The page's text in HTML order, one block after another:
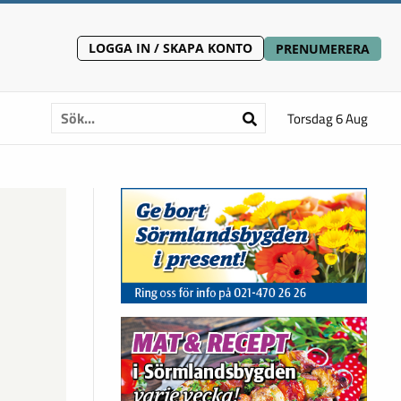
LOGGA IN / SKAPA KONTO PRENUMERERA
Torsdag 6 Aug